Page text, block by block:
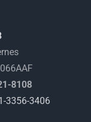
8108
3356-3406